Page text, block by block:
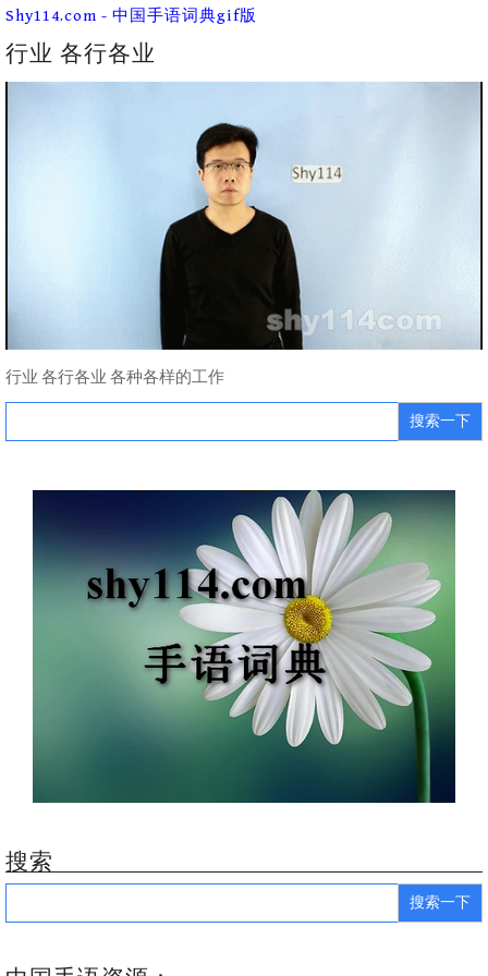
Skip
content
Shy114.com - 中国手语词典gif版
行业 各行各业
行业 各行各业 各种各样的工作
Search
搜索
Search